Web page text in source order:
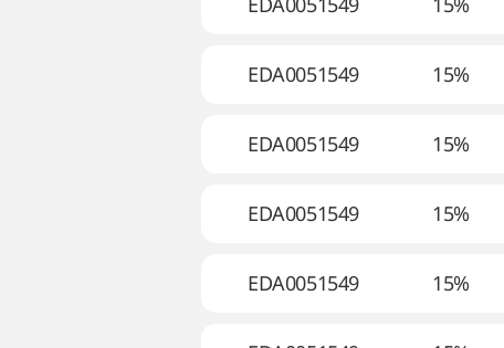
EDA0051549 15%
EDA0051549 15%
EDA0051549 15%
EDA0051549 15%